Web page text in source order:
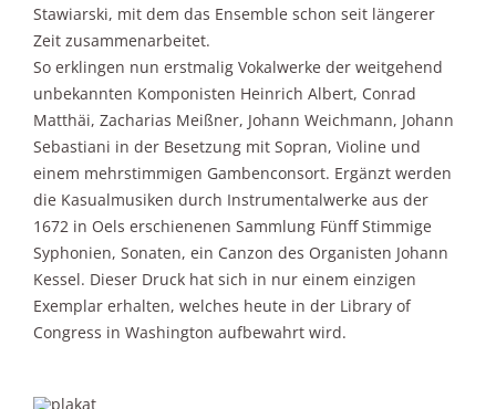
Stawiarski, mit dem das Ensemble schon seit längerer
Zeit zusammenarbeitet.
So erklingen nun erstmalig Vokalwerke der weitgehend
unbekannten Komponisten Heinrich Albert, Conrad
Matthäi, Zacharias Meißner, Johann Weichmann, Johann
Sebastiani in der Besetzung mit Sopran, Violine und
einem mehrstimmigen Gambenconsort. Ergänzt werden
die Kasualmusiken durch Instrumentalwerke aus der
1672 in Oels erschienenen Sammlung Fünff Stimmige
Syphonien, Sonaten, ein Canzon des Organisten Johann
Kessel. Dieser Druck hat sich in nur einem einzigen
Exemplar erhalten, welches heute in der Library of
Congress in Washington aufbewahrt wird.